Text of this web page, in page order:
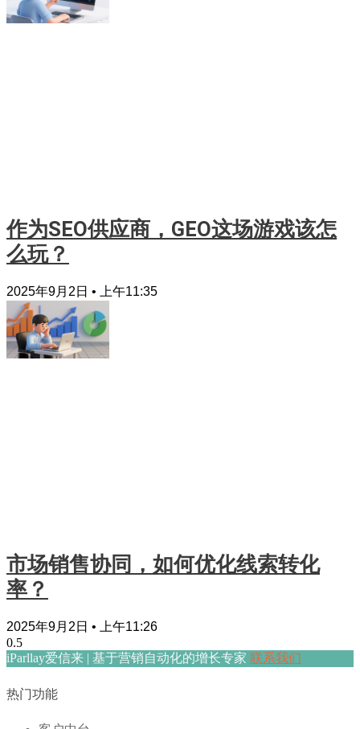
作为SEO供应商，GEO这场游戏该怎
么玩？
2025年9月2日 上午11:35
市场销售协同，如何优化线索转化
率？
2025年9月2日 上午11:26
iParllay爱信来 | 基于营销自动化的增长专家 联系我们
热门功能